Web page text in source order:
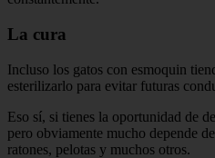
La cura
Incluso los gatos con esmoquin
esterilizarlo para evitar futuras
Eso sí, si tienes la oportunidad de
pero obviamente mucho depende
ratones, pelotas y muchos otros.